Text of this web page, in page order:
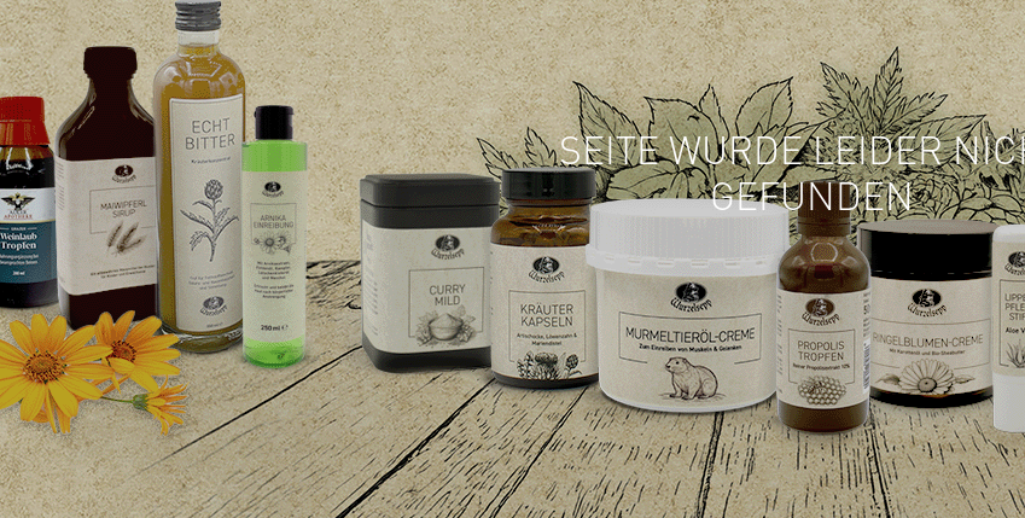
SEITE WURDE LEIDER
GEFUNDEN